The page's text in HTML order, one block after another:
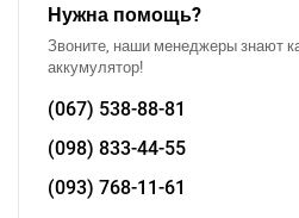
Нужна помощь?
Звоните, наши менеджеры знают
аккумулятор!
(067) 538-88-81
(098) 833-44-55
(093) 768-11-61